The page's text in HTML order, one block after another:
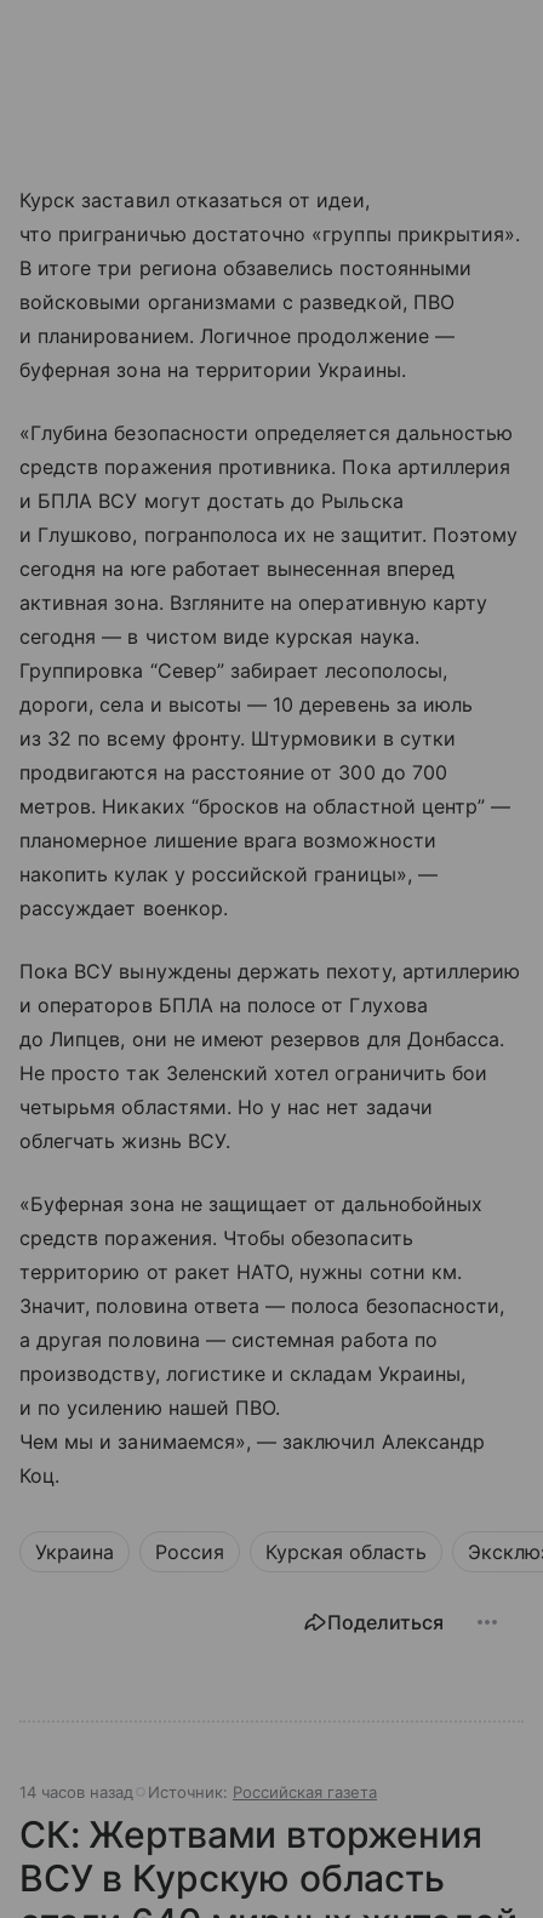
Курск заставил отказаться от идеи,
что приграничью достаточно «группы прикрытия».
В итоге три региона обзавелись постоянными
войсковыми организмами с разведкой, ПВО
и планированием. Логичное продолжение —
буферная зона на территории Украины.
«Глубина безопасности определяется дальностью
средств поражения противника. Пока артиллерия
и БПЛА ВСУ могут достать до Рыльска
и Глушково, погранполоса их не защитит. Поэтому
сегодня на юге работает вынесенная вперед
активная зона. Взгляните на оперативную карту
сегодня — в чистом виде курская наука.
Группировка “Север” забирает лесополосы,
дороги, села и высоты — 10 деревень за июль
из 32 по всему фронту. Штурмовики в сутки
продвигаются на расстояние от 300 до 700
метров. Никаких “бросков на областной центр” —
планомерное лишение врага возможности
накопить кулак у российской границы», —
рассуждает военкор.
Пока ВСУ вынуждены держать пехоту, артиллерию
и операторов БПЛА на полосе от Глухова
до Липцев, они не имеют резервов для Донбасса.
Не просто так Зеленский хотел ограничить бои
четырьмя областями. Но у нас нет задачи
облегчать жизнь ВСУ.
«Буферная зона не защищает от дальнобойных
средств поражения. Чтобы обезопасить
территорию от ракет НАТО, нужны сотни км.
Значит, половина ответа — полоса безопасности,
а другая половина — системная работа по
производству, логистике и складам Украины,
и по усилению нашей ПВО.
Чем мы и занимаемся», — заключил Александр
Коц.
Украина Россия Курская область
Поделиться
14 часов назад Источник: Российская газета
СК: Жертвами вторжения
ВСУ в Курскую область